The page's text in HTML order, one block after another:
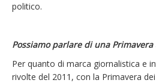
politico.
Possiamo parlare di una Primavera
Per quanto di marca giornalistica e
rivolte del 2011, con la Primavera